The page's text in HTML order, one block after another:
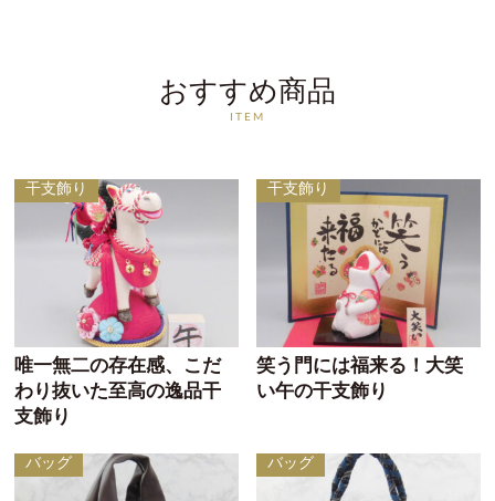
おすすめ商品
ITEM
干支飾り
唯一無二の存在感、こだ
わり抜いた至高の逸品干
支飾り
干支飾り
笑う門には福来る！大笑
い午の干支飾り
バッグ バッグ